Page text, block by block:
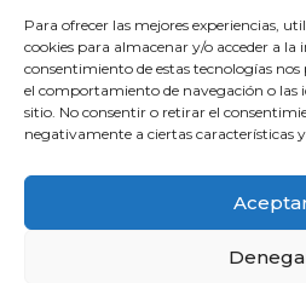
Para ofrecer las mejores experiencias,
cookies para almacenar y/o acceder a
consentimiento de estas tecnologías
el comportamiento de navegación o las
sitio. No consentir o retirar el
negativamente a ciertas características
Política de cookies
Terminos y condiciones
Envíos y devoluciones
Pago seguro